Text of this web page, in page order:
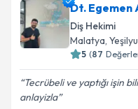
Dt. Egemen
Diş Hekimi
Malatya,
5 (87
Tecrübeli ve yaptığı işin
anlayizla